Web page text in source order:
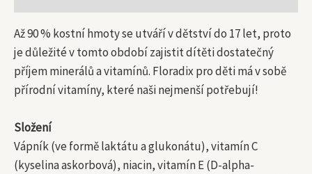
Až 90 % kostní hmoty se utváří v dětství do 17 let, proto
je důležité v tomto období zajistit dítěti dostatečný
příjem minerálů a vitamínů. Floradix pro děti má v sobě
přírodní vitamíny, které naši nejmenší potřebují!
Složení
Vápník (ve formě laktátu a glukonátu), vitamín C
(kyselina askorbová), niacin, vitamín E (D-alpha-